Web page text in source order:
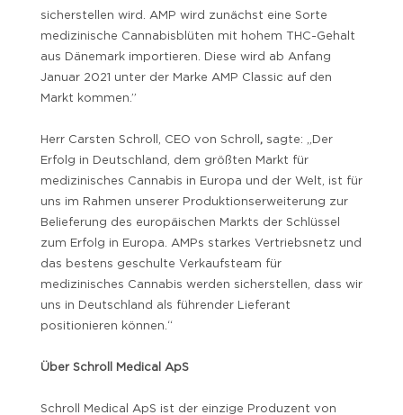
sicherstellen wird. AMP wird zunächst eine Sorte
medizinische Cannabisblüten mit hohem THC-Gehalt
aus Dänemark importieren. Diese wird ab Anfang
Januar 2021 unter der Marke AMP Classic auf den
Markt kommen.”
Herr Carsten Schroll, CEO von Schroll , sagte: „Der
Erfolg in Deutschland, dem größten Markt für
medizinisches Cannabis in Europa und der Welt, ist für
uns im Rahmen unserer Produktionserweiterung zur
Belieferung des europäischen Markts der Schlüssel
zum Erfolg in Europa. AMPs starkes Vertriebsnetz und
das bestens geschulte Verkaufsteam für
medizinisches Cannabis werden sicherstellen, dass wir
uns in Deutschland als führender Lieferant
positionieren können.“
Über Schroll Medical ApS
Schroll Medical ApS ist der einzige Produzent von